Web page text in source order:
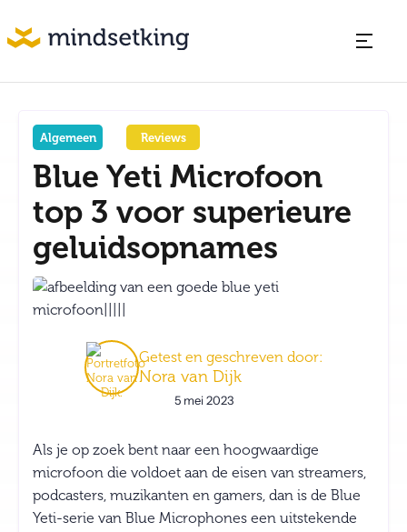
Algemeen Reviews
Blue Yeti Microfoon
top 3 voor superieure
geluidsopnames
Getest en geschreven door:
Nora van Dijk
5 mei 2023
Als je op zoek bent naar een hoogwaardige
microfoon die voldoet aan de eisen van streamers,
podcasters, muzikanten en gamers, dan is de Blue
Yeti-serie van Blue Microphones een uitstekende